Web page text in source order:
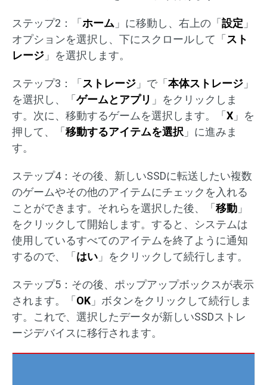
ステップ2：「 ホーム 」に移動し、右上の「 設定 」
オプションを選択し、下にスクロールして「 スト
レージ 」を選択します。
ステップ3：「 ストレージ 」で「 本体ストレージ 」
を選択し、「 ゲームとアプリ 」をクリックしま
す。次に、移動するゲームを選択します。「 X 」を
押して、「 移動するアイテムを選択 」に進みま
す。
ステップ4：その後、新しいSSDに転送したい複数
のゲームやその他のアイテムにチェックを入れる
ことができます。それらを選択した後、「 移動 」
をクリックして開始します。すると、システムは
使用しているすべてのアイテムを終了ように通知
するので、「 はい 」をクリックして続行します。
ステップ5：その後、ポップアップボックスが表示
されます。「 OK 」ボタンをクリックして続行しま
す。これで、選択したデータが新しいSSDストレ
ージデバイスに移行されます。